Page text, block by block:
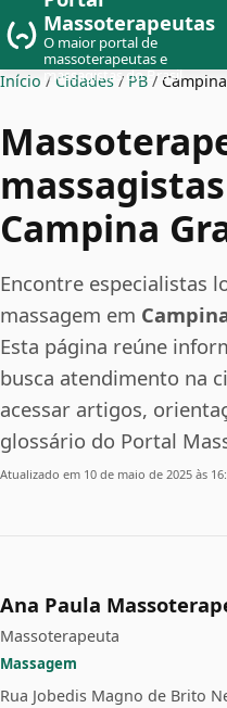
Massoterapeutas
O maior portal de
massoterapeutas e
massagistas do Brasil
Início / Cidades / PB /
Campina
Encontre especialistas
massagem em
Esta página reúne
busca atendimento na
acessar artigos,
glossário do Portal
Atualizado em 10 de maio de 2025 às
Ana Paula
Massoterapeuta
Massagem
Rua Jobedis Magno de Brito